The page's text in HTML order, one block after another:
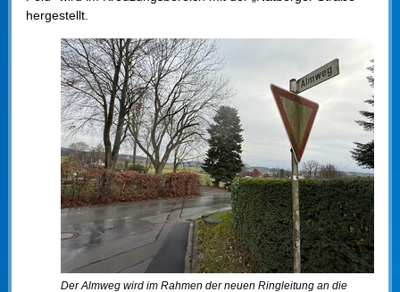
hergestellt.
Der Almweg wird im Rahmen der neuen Ringleitung an die